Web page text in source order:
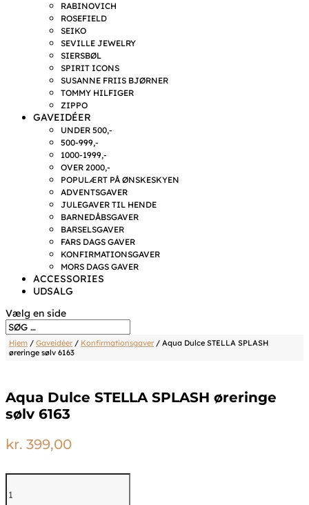
RABINOVICH
ROSEFIELD
SEIKO
SEVILLE JEWELRY
SIERSBØL
SPIRIT ICONS
SUSANNE FRIIS BJØRNER
TOMMY HILFIGER
ZIPPO
GAVEIDÉER
UNDER 500,-
500-999,-
1000-1999,-
OVER 2000,-
POPULÆRT PÅ ØNSKESKYEN
ADVENTSGAVER
JULEGAVER TIL HENDE
BARNEDÅBSGAVER
BARSELSGAVER
FARS DAGS GAVER
KONFIRMATIONSGAVER
MORS DAGS GAVER
ACCESSORIES
UDSALG
Vælg en side
Hjem / Gaveidéer/ Konfirmationsgaver/ Aqua Dulce STELLA SPLASH
øreringe sølv 6163
Aqua Dulce STELLA SPLASH øreringe
sølv 6163
kr. 399,00
Dulce